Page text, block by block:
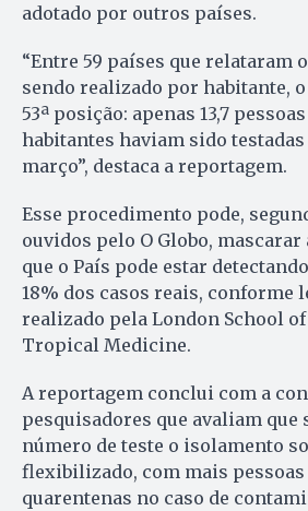
adotado por outros países.
“Entre 59 países que relataram
sendo realizado por habitante,
53ª posição: apenas 13,7
habitantes haviam sido testadas
março”, destaca a reportagem.
Esse procedimento pode,
ouvidos pelo O Globo, mascarar
que o País pode estar
18% dos casos reais, conforme
realizado pela London School
Tropical Medicine.
A reportagem conclui com a
pesquisadores que avaliam que
número de teste o isolamento
flexibilizado, com mais pessoas
quarentenas no caso de